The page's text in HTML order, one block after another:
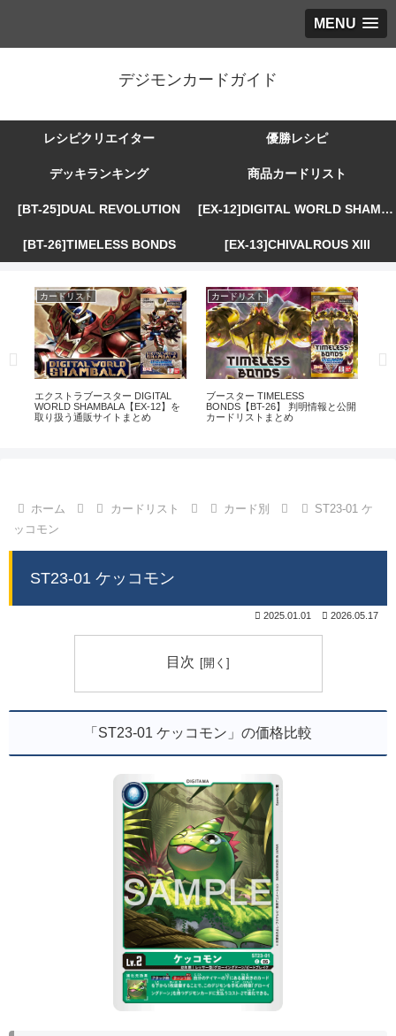
MENU
デジモンカードガイド
レシピクリエイター 優勝レシピ
デッキランキング 商品カードリスト
[BT-25]DUAL REVOLUTION [EX-12]DIGITAL WORLD SHAMBALA
[BT-26]TIMELESS BONDS [EX-13]CHIVALROUS XIII
カードリスト
エクストラブースター DIGITAL
WORLD SHAMBALA【EX-12】を
取り扱う通販サイトまとめ
カードリスト
ブースター TIMELESS
BONDS【BT-26】 判明情報と公開
カードリストまとめ
ホーム カードリスト カード別
ST23-01 ケ
ッコモン
ST23-01 ケッコモン
2025.01.01 2026.05.17
目次
「ST23-01 ケッコモン」の価格比較